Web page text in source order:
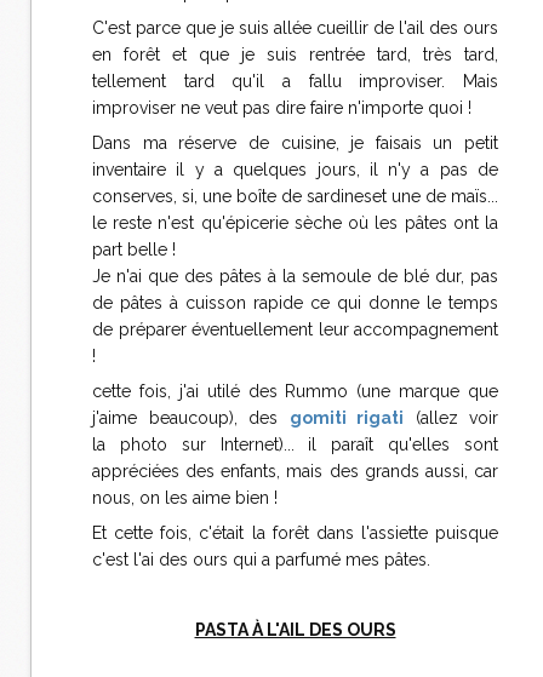
C'est parce que je suis allée cueillir de l'ail des ours
en forêt et que je suis rentrée tard, très tard,
tellement tard qu'il a fallu improviser. Mais
improviser ne veut pas dire faire n'importe quoi !
Dans ma réserve de cuisine, je faisais un petit
inventaire il y a quelques jours, il n'y a pas de
conserves, si, une boîte de sardineset une de maïs...
le reste n'est qu'épicerie sèche où les pâtes ont la
part belle !
Je n'ai que des pâtes à la semoule de blé dur, pas
de pâtes à cuisson rapide ce qui donne le temps
de préparer éventuellement leur accompagnement
!
cette fois, j'ai utilé des Rummo (une marque que
j'aime beaucoup), des gomiti rigati (allez voir
la photo sur Internet)... il paraît qu'elles sont
appréciées des enfants, mais des grands aussi, car
nous, on les aime bien !
Et cette fois, c'était la forêt dans l'assiette puisque
c'est l'ai des ours qui a parfumé mes pâtes.
PASTA À L'AIL DES OURS